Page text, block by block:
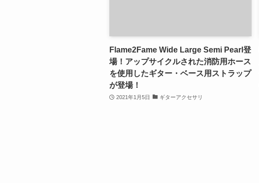
Flame2Fame Wide Large Semi Pearl登
場！アップサイクルされた消防用ホース
を使用したギター・ベース用ストラップ
が登場！
2021年1月5日 ギターアクセサリ